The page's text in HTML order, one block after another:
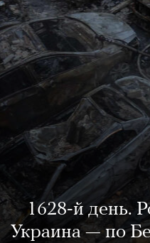
1628-й день.
Украина — по